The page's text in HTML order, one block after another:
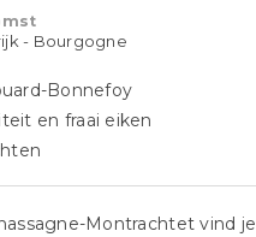
- Bourgogne
Bonnefoy
en fraai eiken
Montrachtet vind je